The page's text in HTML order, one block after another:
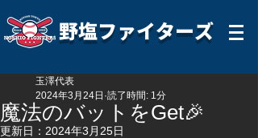
野塩ファイターズ
魔法のバットをGet🎉
玉澤代表
2024年3月24日 読了時間: 1分
更新日： 2024年3月25日